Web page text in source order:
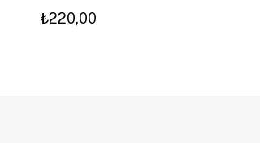
₺220,00